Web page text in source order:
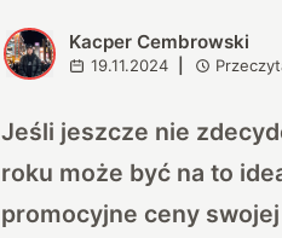
K Kacper Cembrowski
19.11.2024
Jeśli jeszcze nie
roku może być na to
promocyjne ceny